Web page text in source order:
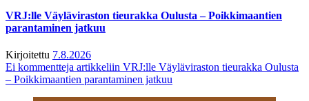
VRJ:lle Väyläviraston tieurakka Oulusta – Poikkimaantien
parantaminen jatkuu
Kirjoitettu 7.8.2026
Ei kommentteja artikkeliin VRJ:lle Väyläviraston tieurakka Oulusta
– Poikkimaantien parantaminen jatkuu